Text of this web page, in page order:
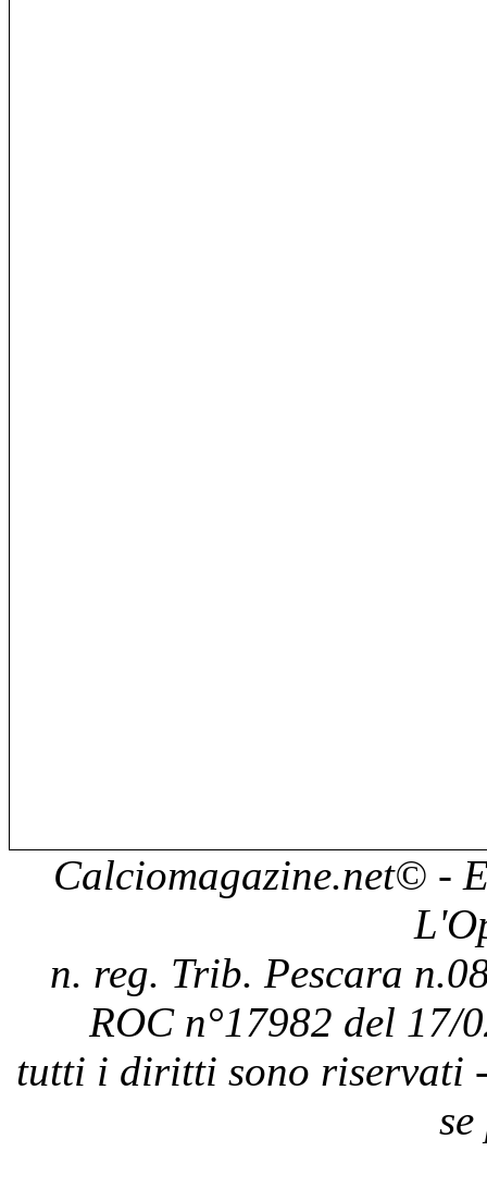
Calciomagazine.net© -
n. reg. Trib. Pescara
ROC n°17982 del 17/
tutti i diritti sono riservati